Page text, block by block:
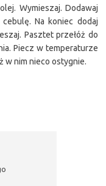
Wymieszaj. Dodawaj
Na koniec dodaj
Pasztet przełóż do
Piecz w temperaturze
w nim nieco ostygnie.